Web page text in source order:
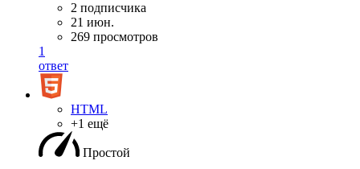
2 подписчика
21 июн.
269 просмотров
1
ответ
HTML
+1 ещё
Простой